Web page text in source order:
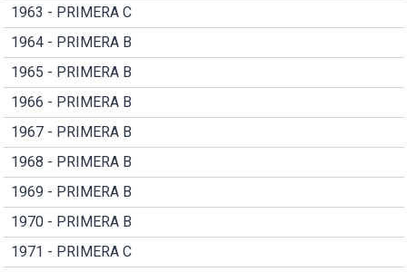
1963 - PRIMERA C
1964 - PRIMERA B
1965 - PRIMERA B
1966 - PRIMERA B
1967 - PRIMERA B
1968 - PRIMERA B
1969 - PRIMERA B
1970 - PRIMERA B
1971 - PRIMERA C